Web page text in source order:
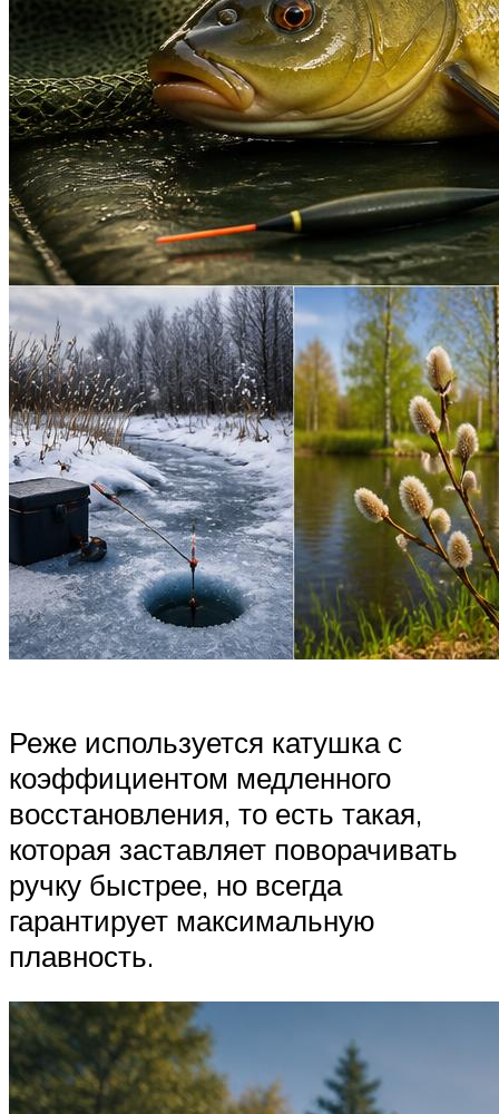
Реже используется катушка с
коэффициентом медленного
восстановления, то есть такая,
которая заставляет поворачивать
ручку быстрее, но всегда
гарантирует максимальную
плавность.